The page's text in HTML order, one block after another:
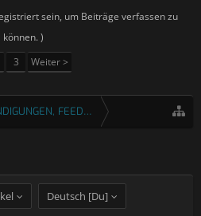
sein, um Beiträge verfassen zu
können. )
3 Weiter >
FEEDBACK & FRAGEN
Deutsch [Du]